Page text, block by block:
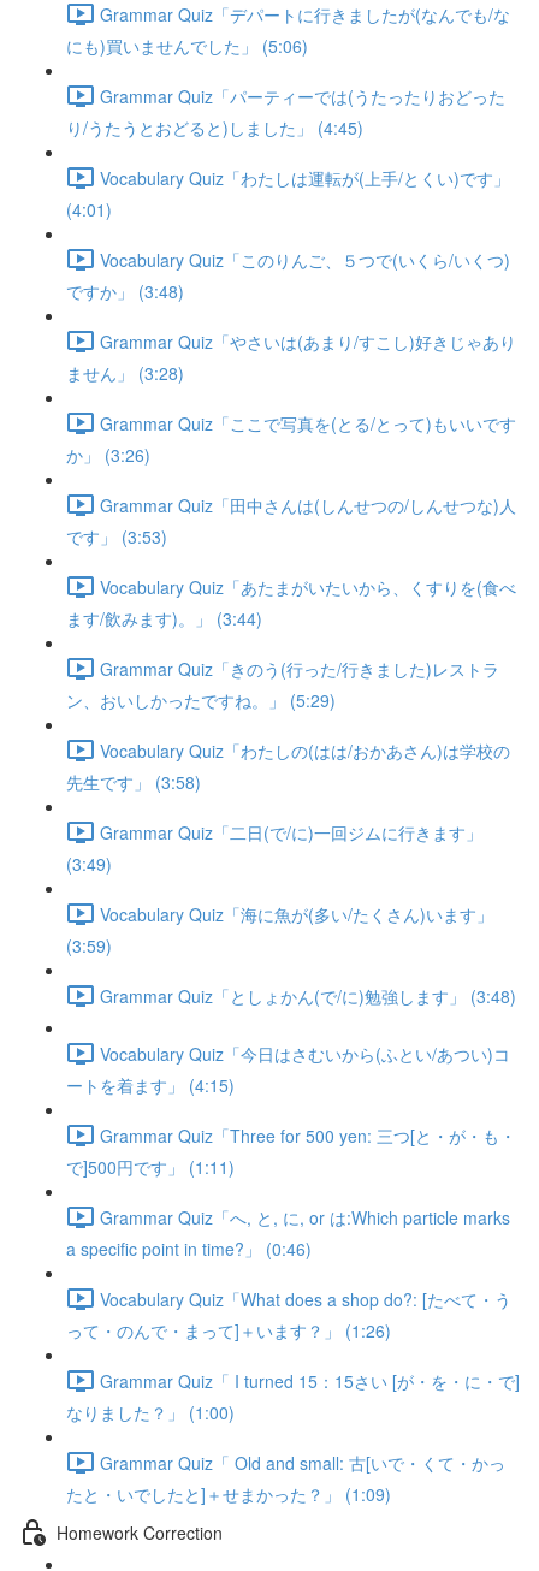
Grammar Quiz「デパートに行きましたが(なんでも/な
にも)買いませんでした」 (5:06)
Grammar Quiz「パーティーでは(うたったりおどった
り/うたうとおどると)しました」 (4:45)
Vocabulary Quiz「わたしは運転が(上手/とくい)です」
(4:01)
Vocabulary Quiz「このりんご、５つで(いくら/いくつ)
ですか」 (3:48)
Grammar Quiz「やさいは(あまり/すこし)好きじゃあり
ません」 (3:28)
Grammar Quiz「ここで写真を(とる/とって)もいいです
か」 (3:26)
Grammar Quiz「田中さんは(しんせつの/しんせつな)人
です」 (3:53)
Vocabulary Quiz「あたまがいたいから、くすりを(食べ
ます/飲みます)。」 (3:44)
Grammar Quiz「きのう(行った/行きました)レストラ
ン、おいしかったですね。」 (5:29)
Vocabulary Quiz「わたしの(はは/おかあさん)は学校の
先生です」 (3:58)
Grammar Quiz「二日(で/に)一回ジムに行きます」
(3:49)
Vocabulary Quiz「海に魚が(多い/たくさん)います」
(3:59)
Grammar Quiz「としょかん(で/に)勉強します」 (3:48)
Vocabulary Quiz「今日はさむいから(ふとい/あつい)コ
ートを着ます」 (4:15)
Grammar Quiz「Three for 500 yen: 三つ[と・が・も・
で]500円です」 (1:11)
Grammar Quiz「へ, と, に, or は:Which particle marks
a specific point in time?」 (0:46)
Vocabulary Quiz「What does a shop do?: [たべて・う
って・のんで・まって]＋います？」 (1:26)
Grammar Quiz「 I turned 15：15さい [が・を・に・で]
なりました？」 (1:00)
Grammar Quiz「 Old and small: 古[いで・くて・かっ
たと・いでしたと]＋せまかった？」 (1:09)
Homework Correction